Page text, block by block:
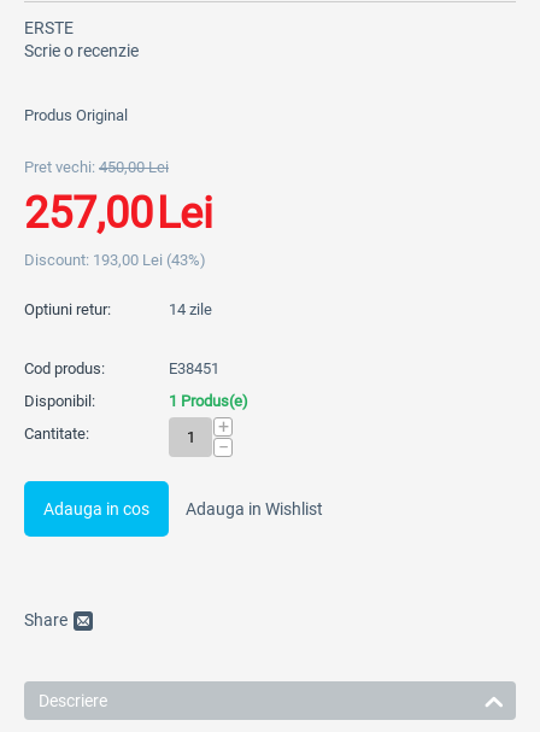
ERSTE
Scrie o recenzie
Produs Original
Pret vechi: 450,00 Lei
257,00 Lei
Discount: 193,00 Lei (43%)
Optiuni retur: 14 zile
Cod produs:
E38451
Disponibil:
1 Produs(e)
Cantitate:
+
−
Adauga in cos Adauga in Wishlist
Share
Descriere